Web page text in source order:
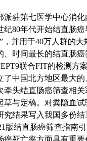
派驻第七医学中心消
80年代开始结直肠
，并用于40万人群的
时间最长的结直肠
联合FIT的检测方
了中国北方地区最大
牵头结直肠癌筛查相
与定稿。对粪隐血
结果写入我国多份
版结直肠癌筛查指南引
癌死亡率方面具有重